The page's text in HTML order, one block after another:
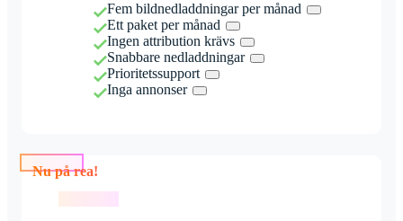
Fem bildnedladdningar per månad
Ett paket per månad
Ingen attribution krävs
Snabbare nedladdningar
Prioritetssupport
Inga annonser
Nu på rea!